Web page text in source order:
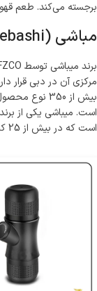
برجسته می‌کند. طعم
مباشی (Mebashi)
بیش از 350
است. میباشی یکی از
است که در بیش از 25 کشور توزیع شده است.